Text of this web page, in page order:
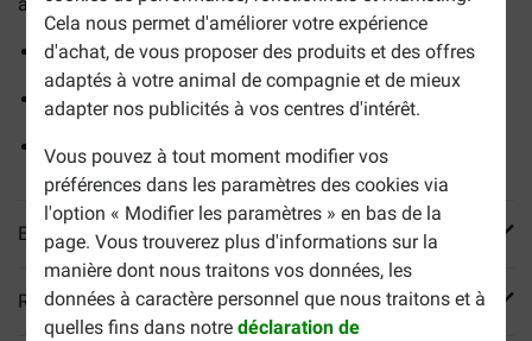
Cela nous permet d'améliorer votre expérience
d'achat, de vous proposer des produits et des offres
adaptés à votre animal de compagnie et de mieux
adapter nos publicités à vos centres d'intérêt.
Vous pouvez à tout moment modifier vos
préférences dans les paramètres des cookies via
l'option « Modifier les paramètres » en bas de la
page. Vous trouverez plus d'informations sur la
manière dont nous traitons vos données, les
données à caractère personnel que nous traitons et à
quelles fins dans notredéclaration de
Croquettes croustillantes
Soutient la condition physique
Contient des vitamines et des minéraux
En savoir plus
Reviews